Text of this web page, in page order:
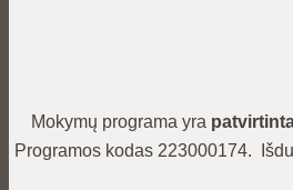
Mokymų programa yra
Programos kodas 223000174.